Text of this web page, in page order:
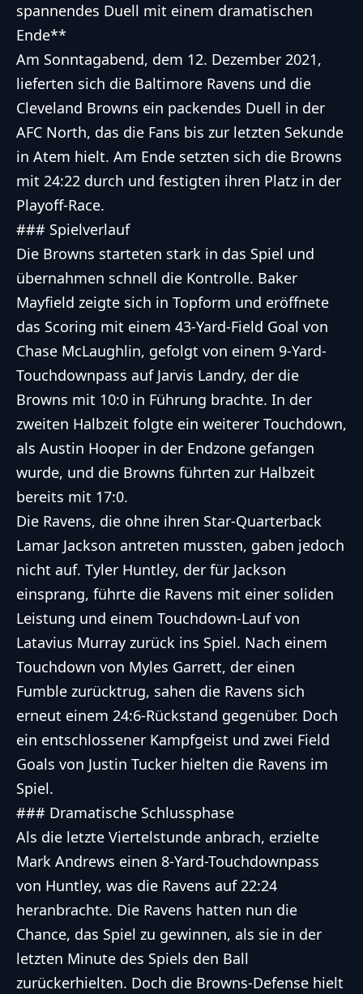
spannendes Duell mit einem dramatischen
Ende**
Am Sonntagabend, dem 12. Dezember 2021,
lieferten sich die Baltimore Ravens und die
Cleveland Browns ein packendes Duell in der
AFC North, das die Fans bis zur letzten Sekunde
in Atem hielt. Am Ende setzten sich die Browns
mit 24:22 durch und festigten ihren Platz in der
Playoff-Race.
### Spielverlauf
Die Browns starteten stark in das Spiel und
übernahmen schnell die Kontrolle. Baker
Mayfield zeigte sich in Topform und eröffnete
das Scoring mit einem 43-Yard-Field Goal von
Chase McLaughlin, gefolgt von einem 9-Yard-
Touchdownpass auf Jarvis Landry, der die
Browns mit 10:0 in Führung brachte. In der
zweiten Halbzeit folgte ein weiterer Touchdown,
als Austin Hooper in der Endzone gefangen
wurde, und die Browns führten zur Halbzeit
bereits mit 17:0.
Die Ravens, die ohne ihren Star-Quarterback
Lamar Jackson antreten mussten, gaben jedoch
nicht auf. Tyler Huntley, der für Jackson
einsprang, führte die Ravens mit einer soliden
Leistung und einem Touchdown-Lauf von
Latavius Murray zurück ins Spiel. Nach einem
Touchdown von Myles Garrett, der einen
Fumble zurücktrug, sahen die Ravens sich
erneut einem 24:6-Rückstand gegenüber. Doch
ein entschlossener Kampfgeist und zwei Field
Goals von Justin Tucker hielten die Ravens im
Spiel.
### Dramatische Schlussphase
Als die letzte Viertelstunde anbrach, erzielte
Mark Andrews einen 8-Yard-Touchdownpass
von Huntley, was die Ravens auf 22:24
heranbrachte. Die Ravens hatten nun die
Chance, das Spiel zu gewinnen, als sie in der
letzten Minute des Spiels den Ball
zurückerhielten. Doch die Browns-Defense hielt